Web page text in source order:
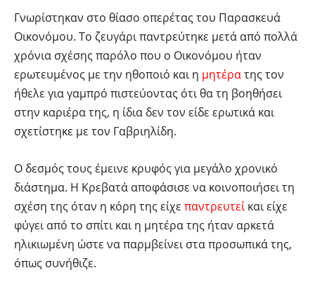
Γνωρίστηκαν στο θίασο οπερέτας του Παρασκευά
Οικονόμου. Το ζευγάρι παντρεύτηκε μετά από πολλά
χρόνια σχέσης παρόλο που ο Οικονόμου ήταν
ερωτευμένος με την ηθοποιό και η μητέρατης τον
ήθελε για γαμπρό πιστεύοντας ότι θα τη βοηθήσει
στην καριέρα της, η ίδια δεν τον είδε ερωτικά και
σχετίστηκε με τον Γαβριηλίδη.
Ο δεσμός τους έμεινε κρυφός για μεγάλο χρονικό
διάστημα. Η Κρεβατά αποφάσισε να κοινοποιήσει τη
σχέση της όταν η κόρη της είχε παντρευτείκαι είχε
φύγει από το σπίτι και η μητέρα της ήταν αρκετά
ηλικιωμένη ώστε να παρμβείνει στα προσωπικά της,
όπως συνήθιζε.